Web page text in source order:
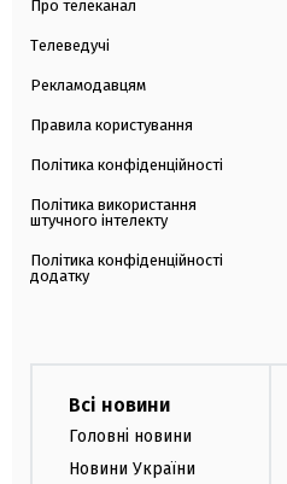
Про телеканал
Телеведучі
Рекламодавцям
Правила користування
Політика конфіденційності
Політика використання
штучного інтелекту
Політика конфіденційності
додатку
Всі новини
Головні новини
Новини України